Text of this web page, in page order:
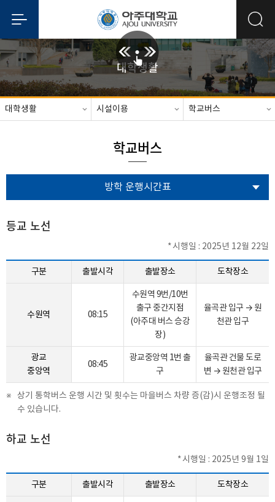
대학생활
대학생활 시설이용 학교버스
학교버스
방학 운행시간표
등교 노선
시행일 : 2025년 12월 22일
구분 출발시각 출발장소 도착장소
수원역 08:15
수원역 9번/10번
출구 중간지점
(아주대 버스 승강
장)
율곡관 입구 → 원
천관 입구
광교
중앙역
08:45
광교중앙역 1번 출
구
율곡관 건물 도로
변 → 원천관 입구
상기 통학버스 운행 시간 및 횟수는 마을버스 차량 증(감)시 운행조정 될
수 있습니다.
하교 노선
시행일 : 2025년 9월 1일
구분 출발시각 출발장소 도착장소